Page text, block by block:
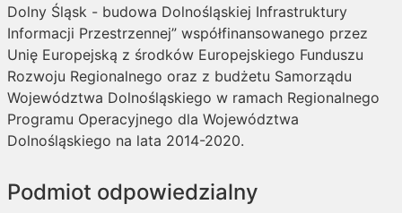
Dolny Śląsk - budowa Dolnośląskiej Infrastruktury
Informacji Przestrzennej” współfinansowanego przez
Unię Europejską z środków Europejskiego Funduszu
Rozwoju Regionalnego oraz z budżetu Samorządu
Województwa Dolnośląskiego w ramach Regionalnego
Programu Operacyjnego dla Województwa
Dolnośląskiego na lata 2014-2020.
Podmiot odpowiedzialny